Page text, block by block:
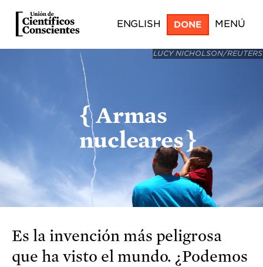
Skip
main
ENGLISH DONE MENÚ
LUCY NICHOLSON/REUTERS
Armas
nucleares
Es la invención más peligrosa
que ha visto el mundo. ¿Podemos